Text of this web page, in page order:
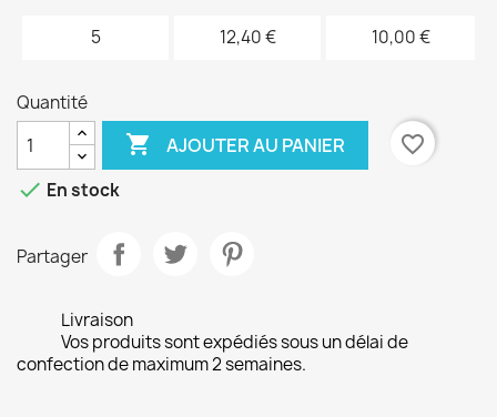
5 12,40 € 10,00 €
Quantité
 AJOUTER AU PANIER
favorite_border
 En stock
Partager
Livraison
Vos produits sont expédiés sous un délai de
confection de maximum 2 semaines.